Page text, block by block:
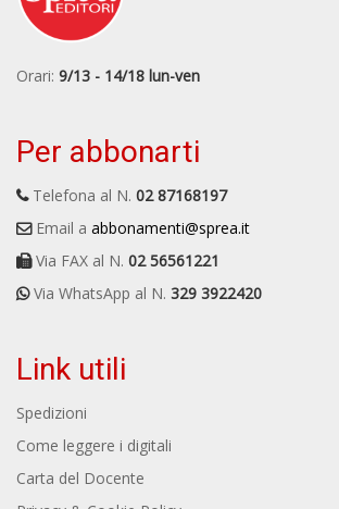
Orari: 9/13 - 14/18 lun-ven
Per abbonarti
Telefona al N. 02 87168197
Email a abbonamenti@sprea.it
Via FAX al N. 02 56561221
Via WhatsApp al N. 329 3922420
Link utili
Spedizioni
Come leggere i digitali
Carta del Docente